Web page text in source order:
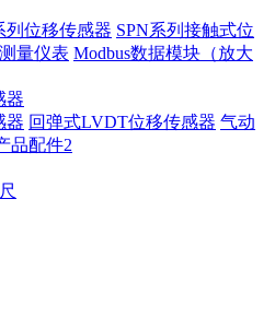
列位移传感器 SPN系列接触式位
量仪表 Modbus数据模块（放大
器
器 回弹式LVDT位移传感器 气动
品配件2